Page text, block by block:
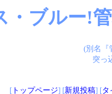
・ブルー!
(別名『
突っ
[トップページ] [新規投稿] [タ